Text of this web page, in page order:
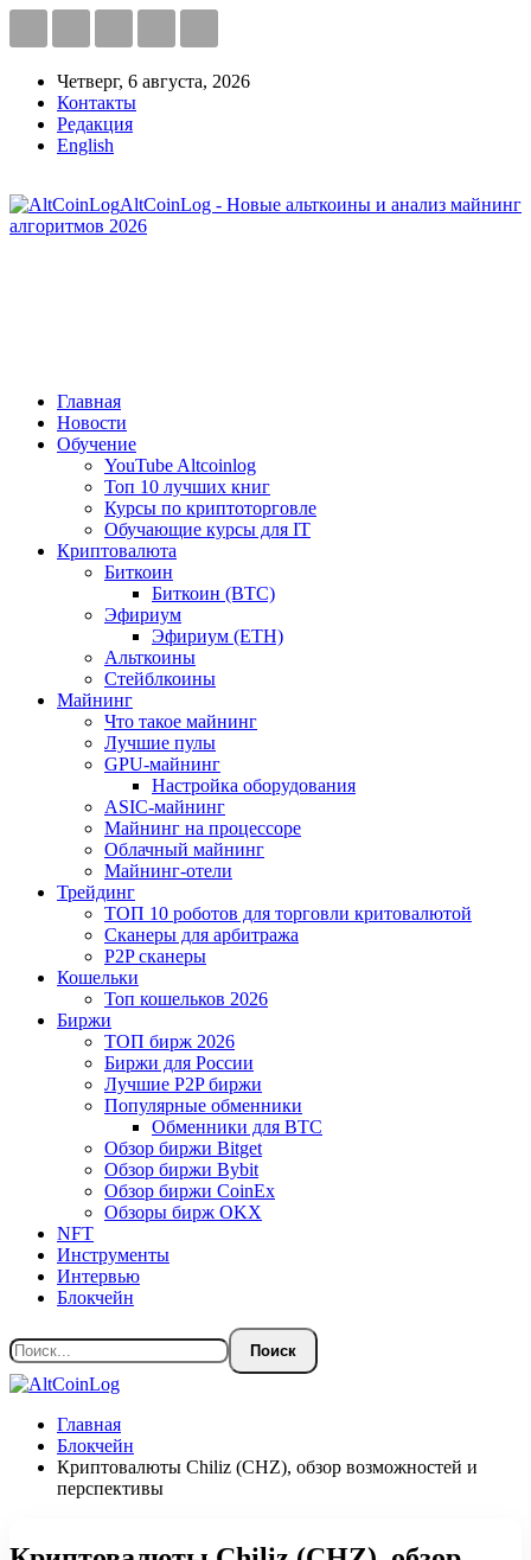
Четверг, 6 августа, 2026
Контакты
Редакция
English
AltCoinLog - Новые альткоины и анализ майнинг
алгоритмов 2026
Главная
Новости
Обучение
YouTube Altcoinlog
Топ 10 лучших книг
Курсы по криптоторговле
Обучающие курсы для IT
Криптовалюта
Биткоин
Биткоин (BTC)
Эфириум
Эфириум (ETH)
Альткоины
Стейблкоины
Майнинг
Что такое майнинг
Лучшие пулы
GPU-майнинг
Настройка оборудования
ASIC-майнинг
Майнинг на процессоре
Облачный майнинг
Майнинг-отели
Трейдинг
ТОП 10 роботов для торговли критовалютой
Сканеры для арбитража
P2P сканеры
Кошельки
Топ кошельков 2026
Биржи
ТОП бирж 2026
Биржи для России
Лучшие P2P биржи
Популярные обменники
Обменники для BTC
Обзор биржи Bitget
Обзор биржи Bybit
Обзор биржи CoinEx
Обзоры бирж OKX
NFT
Инструменты
Интервью
Блокчейн
Главная
Блокчейн
Криптовалюты Chiliz (CHZ), обзор возможностей и
перспективы